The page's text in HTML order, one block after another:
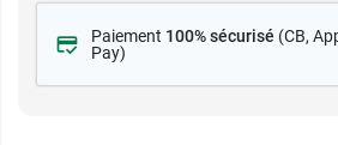
Paiement 100% sécurisé (CB,
Pay)